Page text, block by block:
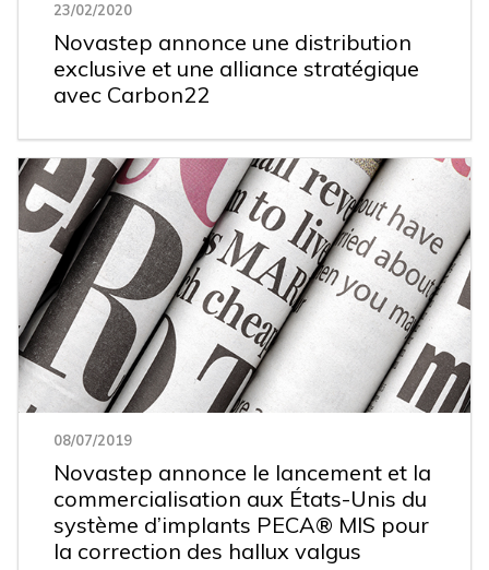
23/02/2020
Novastep annonce une distribution
exclusive et une alliance stratégique
avec Carbon22
08/07/2019
Novastep annonce le lancement et la
commercialisation aux États-Unis du
système d’implants PECA® MIS pour
la correction des hallux valgus